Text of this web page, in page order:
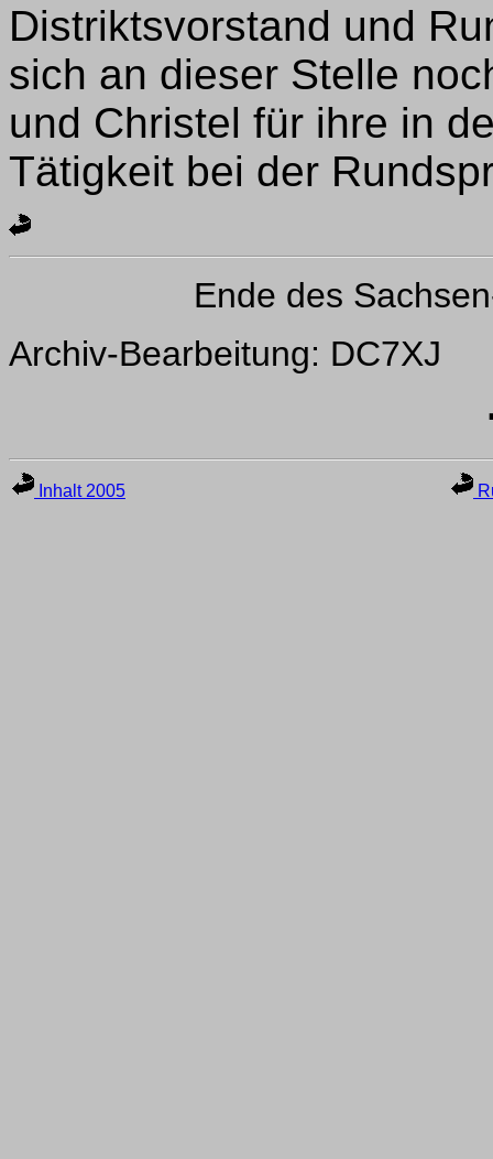
Distriktsvorstand und
sich an dieser Stelle
und Christel für ihre in
Tätigkeit bei der
Ende des
Archiv-Bearbeitung: DC7XJ
Inhalt 2005